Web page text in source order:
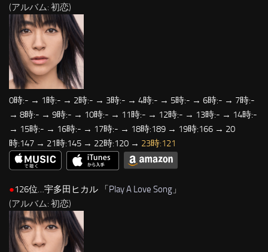
(アルバム: 初恋)
0時:- → 1時:- → 2時:- → 3時:- → 4時:- → 5時:- → 6時:- → 7時:-
→ 8時:- → 9時:- → 10時:- → 11時:- → 12時:- → 13時:- → 14時:-
→ 15時:- → 16時:- → 17時:- → 18時:189 → 19時:166 → 20
時:147 → 21時:145 → 22時:120 → 23時:121
●126位…宇多田ヒカル 「Play A Love Song 」
(アルバム: 初恋)